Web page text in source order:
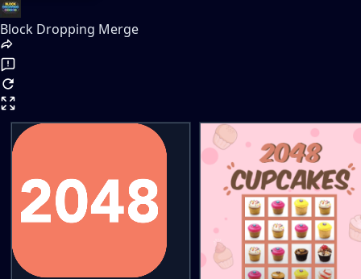
Block Dropping Merge